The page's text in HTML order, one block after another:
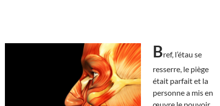
Bref, l’étau se
resserre, le piège
était parfait et la
personne a mis en
œuvre le pouvoir